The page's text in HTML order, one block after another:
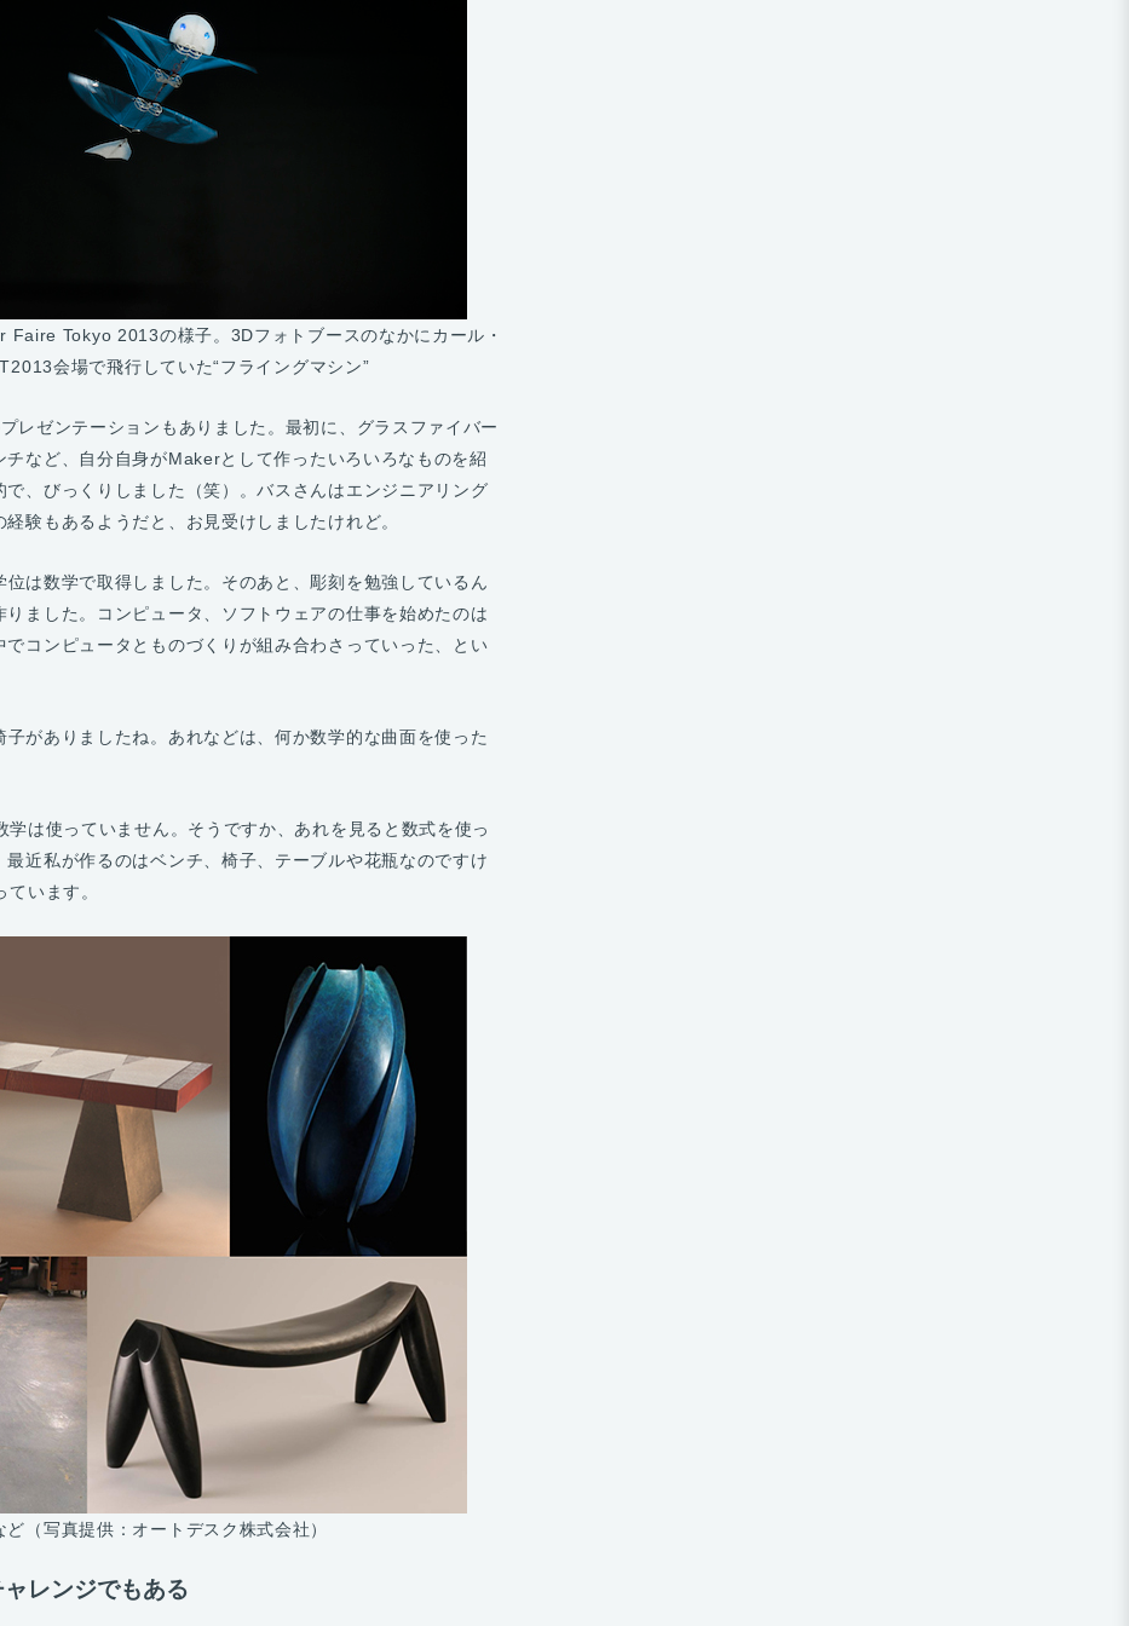
Faire Tokyo 2013の様子。3Dフォトブースのなかにカール・
会場で飛行していた“フライングマシン”
レゼンテーションもありました。最初に、グラスファイバー
など、自分自身がMakerとして作ったいろいろなものを紹
、びっくりしました（笑）。バスさんはエンジニアリング
験もあるようだと、お見受けしましたけれど。
は数学で取得しました。そのあと、彫刻を勉強しているん
ました。コンピュータ、ソフトウェアの仕事を始めたのは
コンピュータとものづくりが組み合わさっていった、とい
がありましたね。あれなどは、何か数学的な曲面を使った
は使っていません。そうですか、あれを見ると数式を使っ
近私が作るのはベンチ、椅子、テーブルや花瓶なのですけ
います。
（写真提供：オートデスク株式会社）
ャレンジでもある